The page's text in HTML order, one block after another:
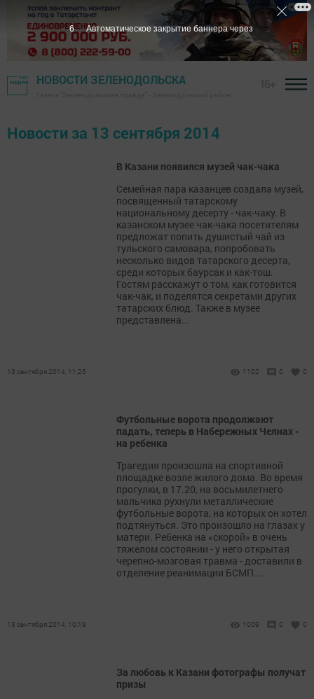
НОВОСТИ ЗЕЛЕНОДОЛЬСКА
Новости за 13 сентября 2014
В Казани появился музей чак-чака
Семейная пара казанцев создала музей,
посвященный татарскому
национальному десерту - чак-чаку. В
казанском музее чак-чака посетителям
предложат попить душистый чай из
тульского самовара, попробовать
несколько видов татарского десерта,
среди которых баурсак и как-тош.
Гостям расскажут о том, как готовится
чак-чак, и поделятся секретами других
татарских блюд. Также в музее
представлена...
13 сентября 2014, 11:26 1102 0 0
Футбольные ворота продолжают
падать, теперь в Набережных Челнах -
на ребенка
Трагедия произошла на спортивной
площадке возле жилого дома. Во время
прогулки, в 17.20, на восьмилетнего
мальчика рухнули металлические
футбольные ворота, на которых он хотел
подтянуться. Это произошло на глазах у
матери. Ребенка на «скорой» в очень
тяжелом состоянии - у него открытая
черепно-мозговая травма - доставили в
отделение реанимации БСМП....
13 сентября 2014, 10:19 1009 0 0
За любовь к Казани фотографы получат
призы
5 Автоматическое закрытие баннера через